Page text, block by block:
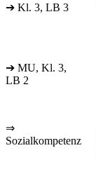
➔ Kl. 3, LB 3
➔ MU, Kl. 3,
LB 2
⇒
Sozialkompetenz